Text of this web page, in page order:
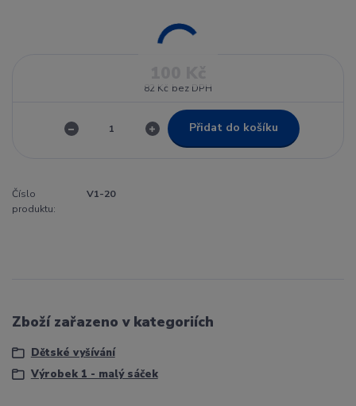
82 Kč bez DPH
Přidat do košíku
Číslo
produktu:
V1-20
Zboží zařazeno v kategoriích
Dětské vyšívání
Výrobek 1 - malý sáček